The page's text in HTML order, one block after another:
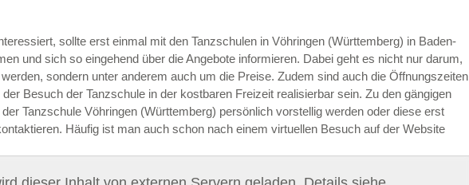
ABSENDEN
sollte erst einmal mit den Tanzschulen in Vöhringen (Württemberg) in Baden-
und sich so eingehend über die Angebote informieren. Dabei geht es nicht nur darum,
sondern unter anderem auch um die Preise. Zudem sind auch die Öffnungszeiten
Besuch der Tanzschule in der kostbaren Freizeit realisierbar sein. Zu den gängigen
Tanzschule Vöhringen (Württemberg) persönlich vorstellig werden oder diese erst
Häufig ist man auch schon nach einem virtuellen Besuch auf der Website